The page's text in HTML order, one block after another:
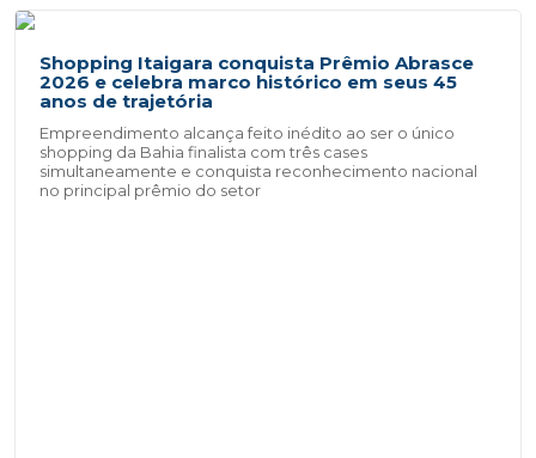
Shopping Itaigara conquista Prêmio Abrasce
2026 e celebra marco histórico em seus 45
anos de trajetória
Empreendimento alcança feito inédito ao ser o único
shopping da Bahia finalista com três cases
simultaneamente e conquista reconhecimento nacional
no principal prêmio do setor